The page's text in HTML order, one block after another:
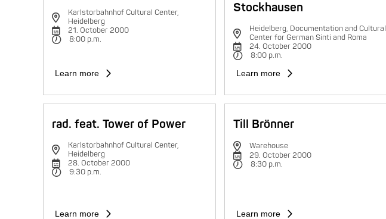
Karlstorbahnhof Cultural Center,
Heidelberg
21. October 2000
8:00 p.m.
Learn more
Stockhausen
Heidelberg, Documentation and Cultural
Center for German Sinti and Roma
24. October 2000
8:00 p.m.
Learn more
rad. feat. Tower of Power
Karlstorbahnhof Cultural Center,
Heidelberg
28. October 2000
9:30 p.m.
Learn more
Till Brönner
Warehouse
29. October 2000
8:30 p.m.
Learn more